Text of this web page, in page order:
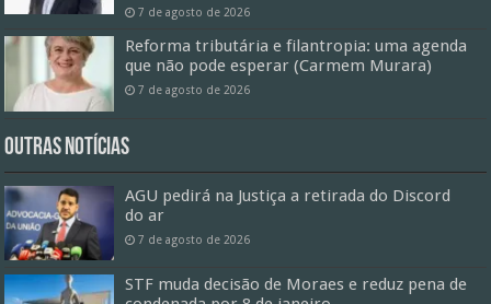
7 de agosto de 2026
Reforma tributária e filantropia: uma agenda
que não pode esperar (Carmem Murara)
7 de agosto de 2026
Outras Notícias
AGU pedirá na Justiça a retirada do Discord
do ar
7 de agosto de 2026
STF muda decisão de Moraes e reduz pena de